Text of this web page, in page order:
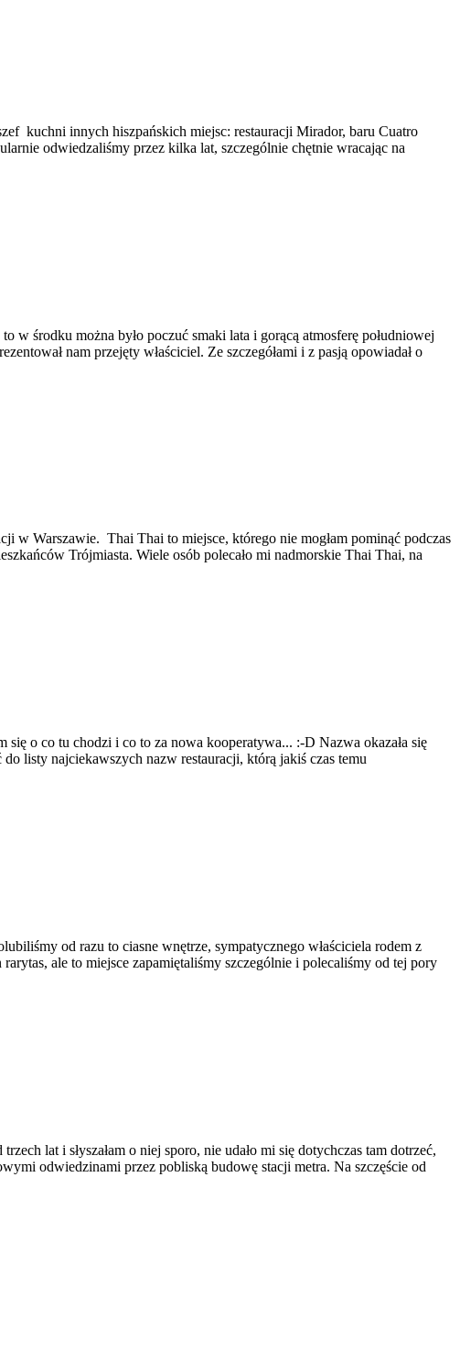
kuchni innych hiszpańskich miejsc: restauracji Mirador, baru Cuatro
odwiedzaliśmy przez kilka lat, szczególnie chętnie wracając na
w środku można było poczuć smaki lata i gorącą atmosferę południowej
nam przejęty właściciel. Ze szczegółami i z pasją opowiadał o
w Warszawie. Thai Thai to miejsce, którego nie mogłam pominąć podczas
Trójmiasta. Wiele osób polecało mi nadmorskie Thai Thai, na
o co tu chodzi i co to za nowa kooperatywa... :-D Nazwa okazała się
listy najciekawszych nazw restauracji, którą jakiś czas temu
od razu to ciasne wnętrze, sympatycznego właściciela rodem z
ale to miejsce zapamiętaliśmy szczególnie i polecaliśmy od tej pory
lat i słyszałam o niej sporo, nie udało mi się dotychczas tam dotrzeć,
odwiedzinami przez pobliską budowę stacji metra. Na szczęście od